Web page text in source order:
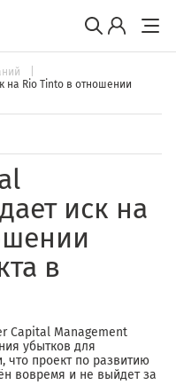
на Rio Tinto в отношении
иск на
в
Capital Management
убытков для
что проект по развитию
вовремя и не выйдет за